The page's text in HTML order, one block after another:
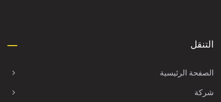
التنقل
الصفحة الرئيسية
شركة